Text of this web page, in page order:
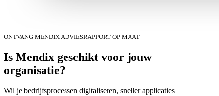
ONTVANG MENDIX ADVIESRAPPORT OP MAAT
Is Mendix geschikt voor jouw
organisatie?
Wil je bedrijfsprocessen digitaliseren, sneller applicaties